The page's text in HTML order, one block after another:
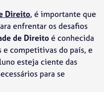
Direito, é importante que
enfrentar os desafios
de Direitoé conhecida
e competitivas do país, e
esteja ciente das
para se